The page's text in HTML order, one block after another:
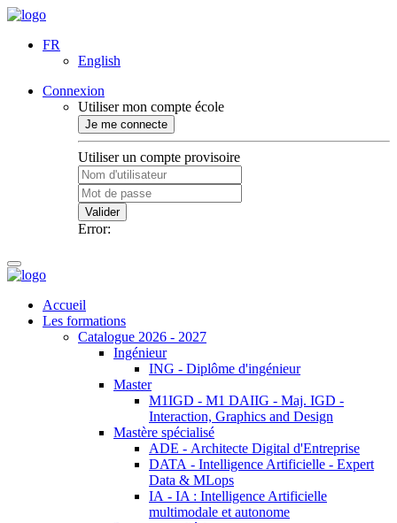
FR
English
Connexion
Utiliser mon compte école
Je me connecte
Utiliser un compte provisoire
Valider
Error:
Accueil
Les formations
Catalogue 2026 - 2027
Ingénieur
ING - Diplôme d'ingénieur
Master
M1IGD - M1 DAIIG - Maj. IGD -
Interaction, Graphics and Design
Mastère spécialisé
ADE - Architecte Digital d'Entreprise
DATA - Intelligence Artificielle - Expert
Data & MLops
IA - IA : Intelligence Artificielle
multimodale et autonome